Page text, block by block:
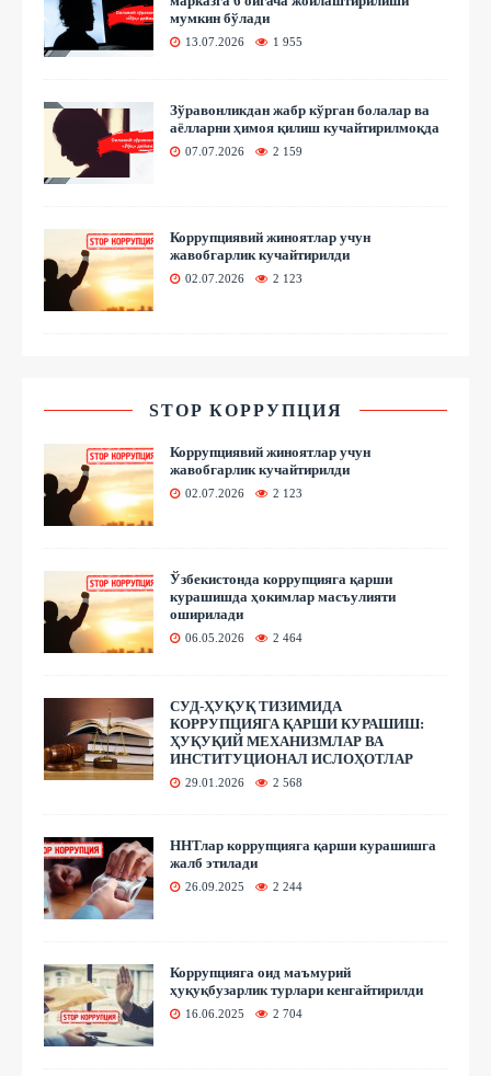
мумкин бўлади
13.07.2026 1 955
Зўравонликдан жабр кўрган болалар ва
аёлларни ҳимоя қилиш кучайтирилмоқда
07.07.2026 2 159
Коррупциявий жиноятлар учун
жавобгарлик кучайтирилди
02.07.2026 2 123
STOP КОРРУПЦИЯ
Коррупциявий жиноятлар учун
жавобгарлик кучайтирилди
02.07.2026 2 123
Ўзбекистонда коррупцияга қарши
курашишда ҳокимлар масъулияти
оширилади
06.05.2026 2 464
СУД-ҲУҚУҚ ТИЗИМИДА
КОРРУПЦИЯГА ҚАРШИ КУРАШИШ:
ҲУҚУҚИЙ МЕХАНИЗМЛАР ВА
ИНСТИТУЦИОНАЛ ИСЛОҲОТЛАР
29.01.2026 2 568
ННТлар коррупцияга қарши курашишга
жалб этилади
26.09.2025 2 244
Коррупцияга оид маъмурий
ҳуқуқбузарлик турлари кенгайтирилди
16.06.2025 2 704